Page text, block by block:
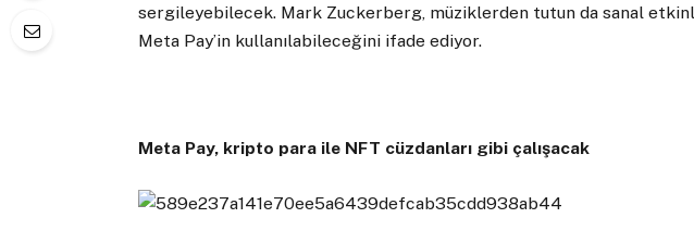
sergileyebilecek. Mark Zuckerberg, müziklerden tutun da sanal
Meta Pay’in kullanılabileceğini ifade ediyor.
Meta Pay, kripto para ile NFT cüzdanları gibi çalışacak